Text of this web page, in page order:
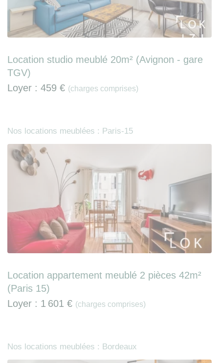
Location studio meublé 20m² (Avignon - gare
TGV)
Loyer : 459 € (charges comprises)
Nos locations meublées : Paris-15
Location appartement meublé 2 pièces 42m²
(Paris 15)
Loyer : 1 601 € (charges comprises)
Nos locations meublées : Bordeaux